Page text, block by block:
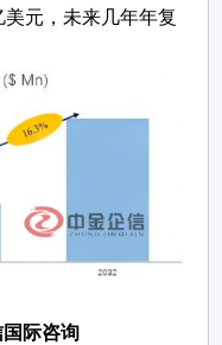
元，未来几年年复
际咨询